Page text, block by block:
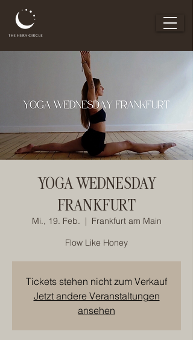
YOGA WEDNESDAY
FRANKFURT
Mi., 19. Feb.
  |
Frankfurt am Main
Flow Like Honey
Tickets stehen nicht zum Verkauf
Jetzt andere Veranstaltungen
ansehen